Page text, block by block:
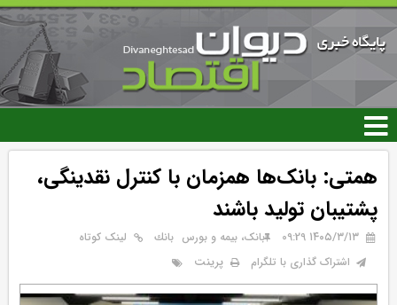
رفتن
محتوای
اصلی
همتی: بانک‌ها همزمان با کنترل نقدینگی،
پشتیبان تولید باشند
۱۴۰۵/۳/۱۳ 09:29 بانک، بیمه و بورس بانك
لینک کوتاه
اشتراک گذاری با تلگرام
پرینت